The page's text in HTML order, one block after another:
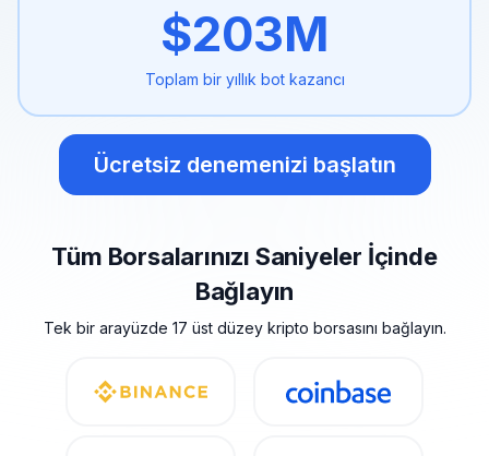
$203M
Toplam bir yıllık bot kazancı
Ücretsiz denemenizi başlatın
Tüm Borsalarınızı Saniyeler İçinde
Bağlayın
Tek bir arayüzde 17 üst düzey kripto borsasını bağlayın.